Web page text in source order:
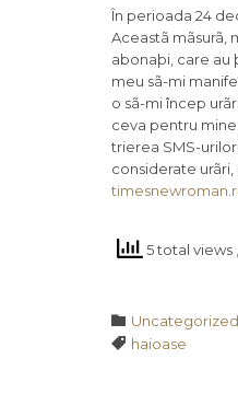
În perioada 24
Aceastã mãsurã,
abonaþi, care au
meu sã-mi
o sã-mi încep
ceva pentru
trierea SMS-
considerate urãri,
5 total views
 Category
Uncategorized
 Tags
haioase